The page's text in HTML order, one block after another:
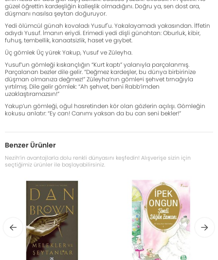
güzel öğrettin kardeşliğin kalleşlik olmadığını. Doğru ya, sen dost ara,
düşmanı nasılsa şeytan doğuruyor.
Yedi ölümcül günah kovaladı Yusuf'u. Yakalayamadı yakasından. İffetin
adıydı Yusuf. İmanın eriydi. Erimedi yedi dişli günahtan: Oburluk, kibir,
fuhuş, tembellik, kanaatsizlik, haset ve gıybet.
Üç gömlek Üç yürek Yakup, Yusuf ve Züleyha.
Yusuf’un gömleği kıskançlığın “Kurt kaptı” yalanıyla parçalanmış.
Parçalanan bezler dile gelir. ”Değmez kardeşler, bu dünya birbirinize
düşman olmanıza değmez!” Züleyha’nın gömle¤i şehvet tırnağıyla
yırtılmış. Dile gelir gömlek: “Ah şehvet, beni Rabb’imden
uzaklaştıramazsın!”
Yakup’un gömleği, oğul hasretinden kör olan gözlerin açılışı. Gömleğin
kokusu anlatır: “Ey can! Canımı yaksan da bu can seni bekler!”
Benzer Ürünler
Nezih’in avantajlarla dolu renkli dünyasını keşfedin! Alışverişe sizin için
seçtiğimiz ürünler ile başlayabilirsiniz.